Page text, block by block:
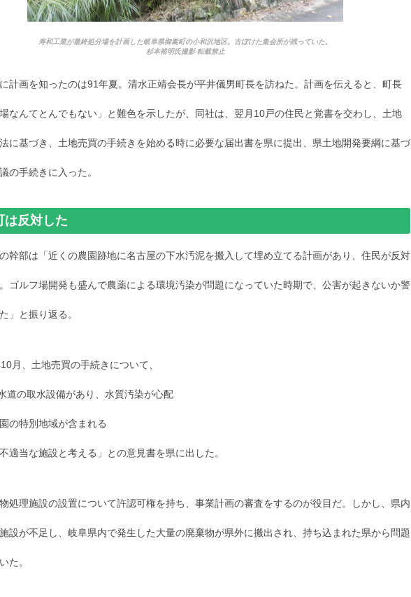
寿和工業が最終処分場を計画した岐阜県御嵩町の小和沢地区。古ぼけた集会所が残っていた。
杉本裕明氏撮影 転載禁止
計画を知ったのは91年夏。清水正靖会長が平井儀男町長を訪ねた。計画を伝えると、町長
なんてとんでもない」と難色を示したが、同社は、翌月10戸の住民と覚書を交わし、土地
に基づき、土地売買の手続きを始める時に必要な届出書を県に提出、県土地開発要綱に基づ
の手続きに入った。
は反対した
幹部は「近くの農園跡地に名古屋の下水汚泥を搬入して埋め立てる計画があり、住民が反対
ゴルフ場開発も盛んで農薬による環境汚染が問題になっていた時期で、公害が起きないか警
」と振り返る。
月、土地売買の手続きについて、
道の取水設備があり、水質汚染が心配
の特別地域が含まれる
適当な施設と考える」との意見書を県に出した。
処理施設の設置について許認可権を持ち、事業計画の審査をするのが役目だ。しかし、県内
設が不足し、岐阜県内で発生した大量の廃棄物が県外に搬出され、持ち込まれた県から問題
た。